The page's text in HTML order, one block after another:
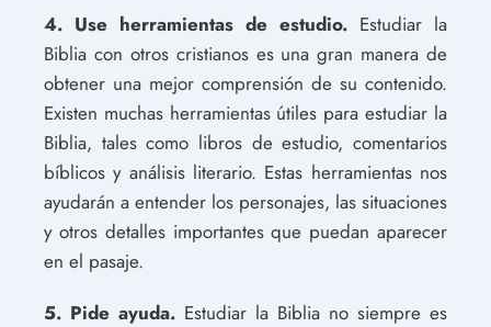
4. Use herramientas de estudio. Estudiar la
Biblia con otros cristianos es una gran manera de
obtener una mejor comprensión de su contenido.
Existen muchas herramientas útiles para estudiar la
Biblia, tales como libros de estudio, comentarios
bíblicos y análisis literario. Estas herramientas nos
ayudarán a entender los personajes, las situaciones
y otros detalles importantes que puedan aparecer
en el pasaje.
5. Pide ayuda. Estudiar la Biblia no siempre es